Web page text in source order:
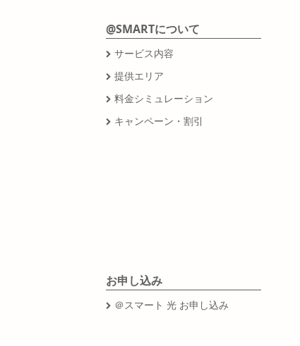
@SMARTについて
サービス内容
提供エリア
料金シミュレーション
キャンペーン・割引
お申し込み
＠スマート 光 お申し込み